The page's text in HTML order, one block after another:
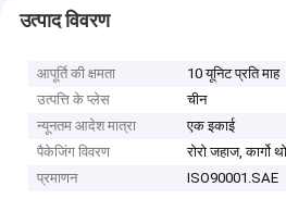
उत्पाद विवरण
आपूर्ति की क्षमता
10 यूनिट प्रति माह
उत्पत्ति के प्लेस
चीन
न्यूनतम आदेश मात्रा
एक इकाई
पैकेजिंग विवरण
रोरो जहाज, कार्गो
प्रमाणन
ISO90001.SAE